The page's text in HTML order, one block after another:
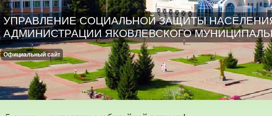
УПРАВЛЕНИЕ СОЦИАЛЬНОЙ ЗАЩИТЫ
АДМИНИСТРАЦИИ ЯКОВЛЕВСКОГО
Официальный сайт